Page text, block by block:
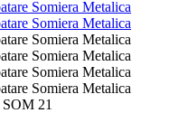
SOM 21